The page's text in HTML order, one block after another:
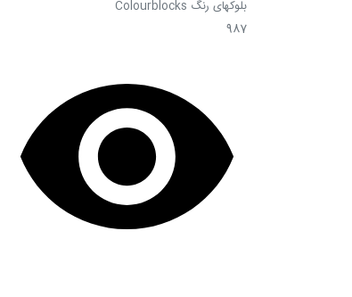
بلوکهای رنگ Colourblocks
987